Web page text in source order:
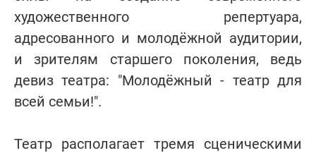
художественного репертуара,
адресованного и молодёжной аудитории,
и зрителям старшего поколения, ведь
девиз театра: "Молодёжный - театр для
всей семьи!".
Театр располагает тремя сценическими